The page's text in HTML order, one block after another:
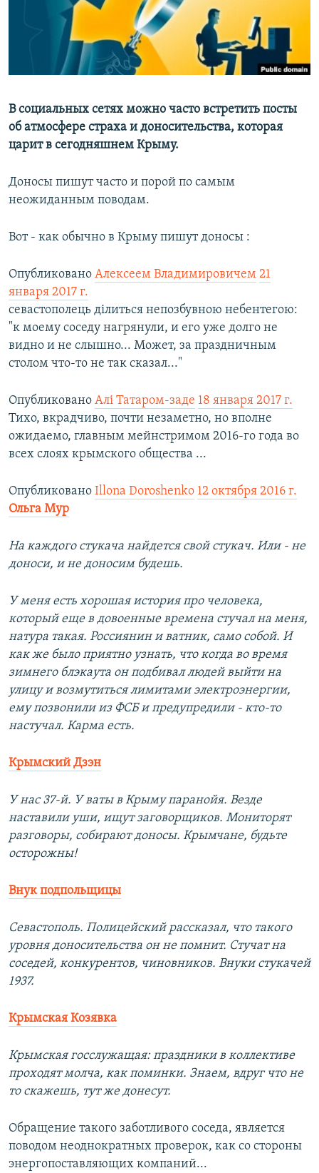
ПОБЕДИТЕЛЕЙ НЕ СУДЯТ?
КРЫМ.НЕПОКОРЕННЫЙ
ПРИСОЕДИНЯЙТЕСЬ!
Все сайты RFE/RL
В социальных сетях можно часто встретить посты
об атмосфере страха и доносительства, которая
царит в сегодняшнем Крыму.
Доносы пишут часто и порой по самым
неожиданным поводам.
Вот - как обычно в Крыму пишут доносы :
Опубликовано Алексеем Владимировичем 21
января 2017 г.
севастополець ділиться непозбувною небентегою:
"к моему соседу нагрянули, и его уже долго не
видно и не слышно... Может, за праздничным
столом что-то не так сказал..."
Опубликовано Алі Татаром-заде 18 января 2017 г.
Тихо, вкрадчиво, почти незаметно, но вполне
ожидаемо, главным мейнстримом 2016-го года во
всех слоях крымского общества ...
Опубликовано Illona Doroshenko 12 октября 2016 г.
Ольга Мур
На каждого стукача найдется свой стукач. Или - не
доноси, и не доносим будешь.
У меня есть хорошая история про человека,
который еще в довоенные времена стучал на меня,
натура такая. Россиянин и ватник, само собой. И
как же было приятно узнать, что когда во время
зимнего блэкаута он подбивал людей выйти на
улицу и возмутиться лимитами электроэнергии,
ему позвонили из ФСБ и предупредили - кто-то
настучал. Карма есть.
У нас 37-й. У ваты в Крыму паранойя. Везде
наставили уши, ищут заговорщиков. Мониторят
разговоры, собирают доносы. Крымчане, будьте
осторожны!
Севастополь. Полицейский рассказал, что такого
уровня доносительства он не помнит. Стучат на
соседей, конкурентов, чиновников. Внуки стукачей
1937.
Крымская Козявка
Крымская госслужащая: праздники в коллективе
проходят молча, как поминки. Знаем, вдруг что не
то скажешь, тут же донесут.
Обращение такого заботливого соседа, является
поводом неоднократных проверок, как со стороны
энергопоставляющих компаний...